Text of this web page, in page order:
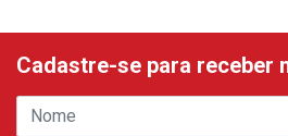
Cadastre-se para receber